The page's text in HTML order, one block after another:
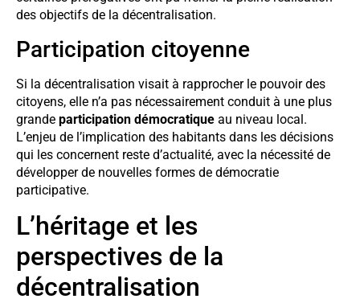
des objectifs de la décentralisation.
Participation citoyenne
Si la décentralisation visait à rapprocher le pouvoir des
citoyens, elle n’a pas nécessairement conduit à une plus
grande participation démocratique au niveau local.
L’enjeu de l’implication des habitants dans les décisions
qui les concernent reste d’actualité, avec la nécessité de
développer de nouvelles formes de démocratie
participative.
L’héritage et les
perspectives de la
décentralisation